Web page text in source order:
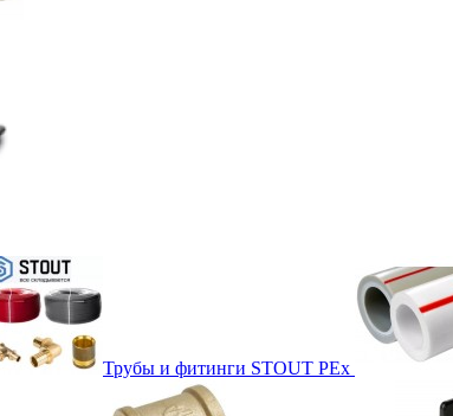
Трубы и фитинги STOUT PEx